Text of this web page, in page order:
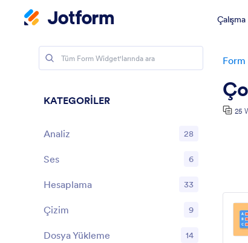
Form
25
KATEGORİLER
Analiz 28
Ses 6
Hesaplama 33
Çizim 9
Dosya Yükleme 14